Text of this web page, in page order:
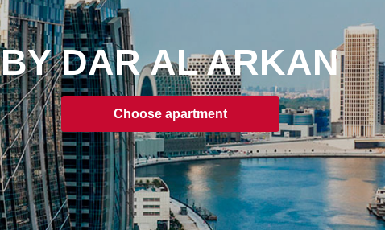
BY DAR AL ARKAN
Choose apartment